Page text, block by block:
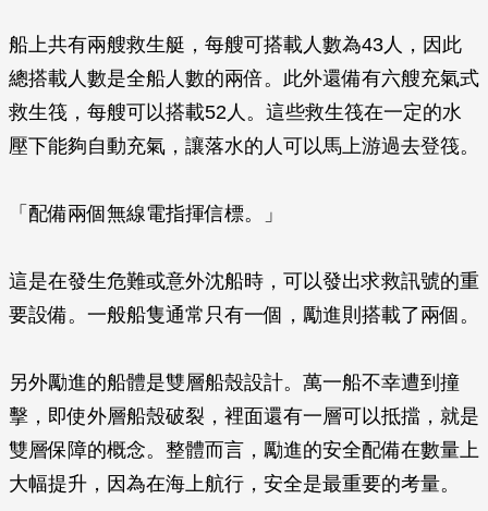
船上共有兩艘救生艇，每艘可搭載人數為43人，因此
總搭載人數是全船人數的兩倍。此外還備有六艘充氣式
救生筏，每艘可以搭載52人。這些救生筏在一定的水
壓下能夠自動充氣，讓落水的人可以馬上游過去登筏。
「配備兩個無線電指揮信標。」
這是在發生危難或意外沈船時，可以發出求救訊號的重
要設備。一般船隻通常只有一個，勵進則搭載了兩個。
另外勵進的船體是雙層船殼設計。萬一船不幸遭到撞
擊，即使外層船殼破裂，裡面還有一層可以抵擋，就是
雙層保障的概念。整體而言，勵進的安全配備在數量上
大幅提升，因為在海上航行，安全是最重要的考量。